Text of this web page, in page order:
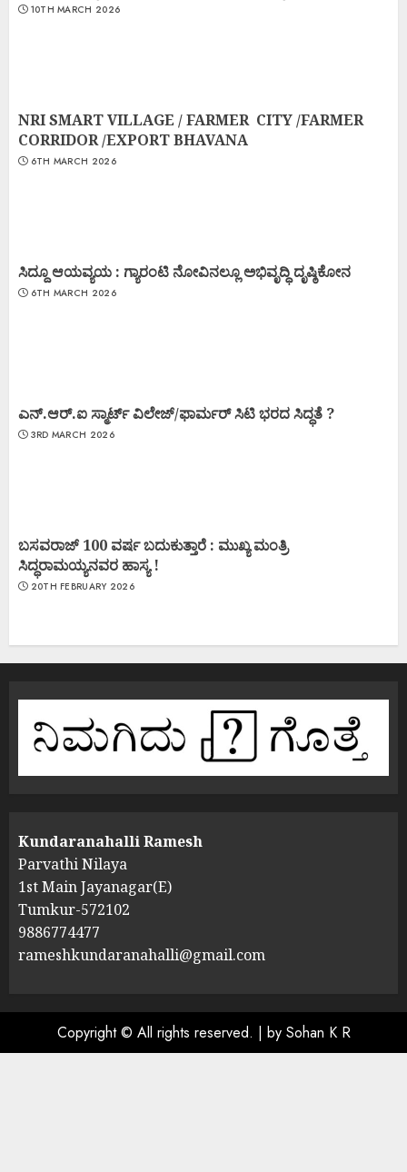
10TH MARCH 2026
NRI SMART VILLAGE / FARMER CITY /FARMER
CORRIDOR /EXPORT BHAVANA
6TH MARCH 2026
ಸಿದ್ದೂ ಆಯವ್ಯಯ : ಗ್ಯಾರಂಟಿ ನೋವಿನಲ್ಲೂ ಅಭಿವೃದ್ಧಿ ದೃಷ್ಠಿಕೋನ
6TH MARCH 2026
ಎನ್.ಆರ್.ಐ ಸ್ಮಾರ್ಟ್ ವಿಲೇಜ್/ಫಾರ್ಮರ್ ಸಿಟಿ ಭರದ ಸಿದ್ಧತೆ ?
3RD MARCH 2026
ಬಸವರಾಜ್ 100 ವರ್ಷ ಬದುಕುತ್ತಾರೆ : ಮುಖ್ಯ ಮಂತ್ರಿ
ಸಿದ್ಧರಾಮಯ್ಯನವರ ಹಾಸ್ಯ !
20TH FEBRUARY 2026
Kundaranahalli Ramesh
Parvathi Nilaya
1st Main Jayanagar(E)
Tumkur-572102
9886774477
rameshkundaranahalli@gmail.com
Copyright © All rights reserved. | by Sohan K R